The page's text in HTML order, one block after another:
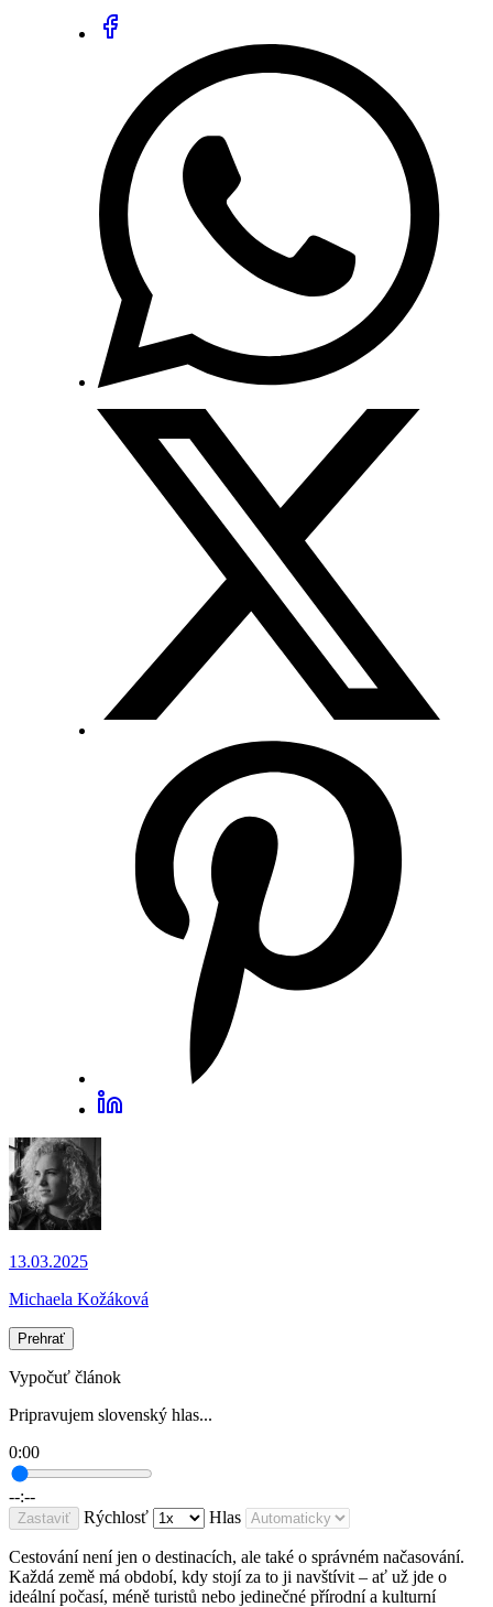
13.03.2025
Michaela Kožáková
Prehrať
Vypočuť článok
Pripravujem slovenský hlas...
0:00
--:--
Zastaviť Rýchlosť Hlas
Cestování není jen o destinacích, ale také o správném načasování.
Každá země má období, kdy stojí za to ji navštívit – ať už jde o
ideální počasí, méně turistů nebo jedinečné přírodní a kulturní